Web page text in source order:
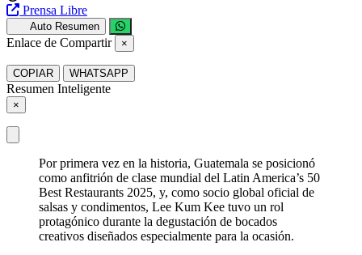
Prensa Libre
Auto Resumen
Enlace de Compartir ×
COPIAR WHATSAPP
Resumen Inteligente
×
Por primera vez en la historia, Guatemala se posicionó
como anfitrión de clase mundial del Latin America’s 50
Best Restaurants 2025, y, como socio global oficial de
salsas y condimentos, Lee Kum Kee tuvo un rol
protagónico durante la degustación de bocados
creativos diseñados especialmente para la ocasión.